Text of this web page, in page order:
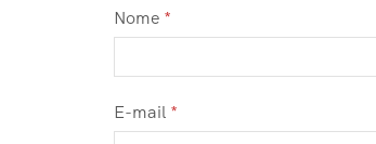
Nome *
E-mail *